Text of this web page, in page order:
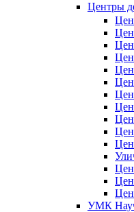
Центры
УМК